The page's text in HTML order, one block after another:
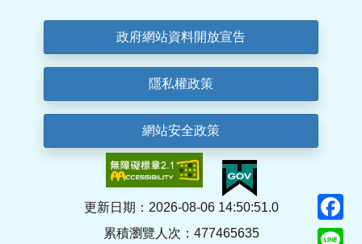
政府網站資料開放宣告
隱私權政策
網站安全政策
更新日期：2026-08-06 14:50:51.0
累積瀏覽人次：477465635